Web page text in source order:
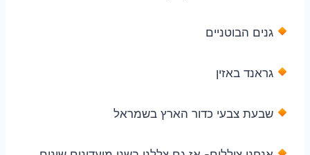
גנים הבוטניים
גראנד באזין
שבעת צבעי כדור הארץ בשמראל